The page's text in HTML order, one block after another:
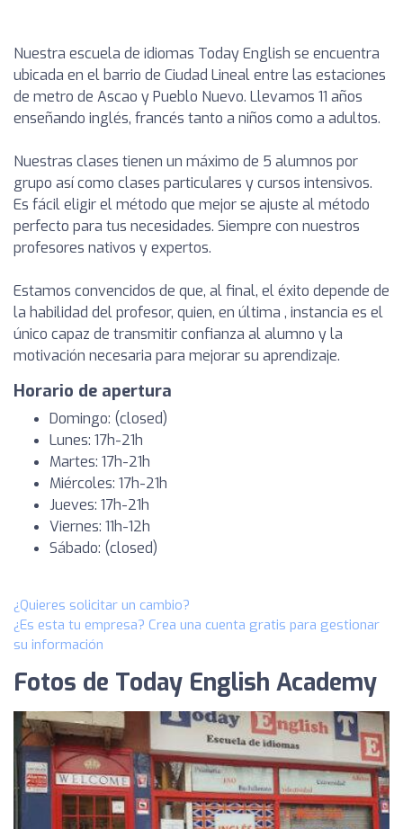
Nuestra escuela de idiomas Today English se encuentra
ubicada en el barrio de Ciudad Lineal entre las estaciones
de metro de Ascao y Pueblo Nuevo. Llevamos 11 años
enseñando inglés, francés tanto a niños como a adultos.
Nuestras clases tienen un máximo de 5 alumnos por
grupo así como clases particulares y cursos intensivos.
Es fácil eligir el método que mejor se ajuste al método
perfecto para tus necesidades. Siempre con nuestros
profesores nativos y expertos.
Estamos convencidos de que, al final, el éxito depende de
la habilidad del profesor, quien, en última , instancia es el
único capaz de transmitir confianza al alumno y la
motivación necesaria para mejorar su aprendizaje.
Horario de apertura
Domingo: (closed)
Lunes: 17h-21h
Martes: 17h-21h
Miércoles: 17h-21h
Jueves: 17h-21h
Viernes: 11h-12h
Sábado: (closed)
¿Quieres solicitar un cambio?
¿Es esta tu empresa? Crea una cuenta gratis para gestionar
su información
Fotos de Today English Academy